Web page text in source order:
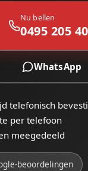
Nu bellen
0495 205
WhatsApp
telefonisch
per telefoon
meegedeeld
beoordelingen